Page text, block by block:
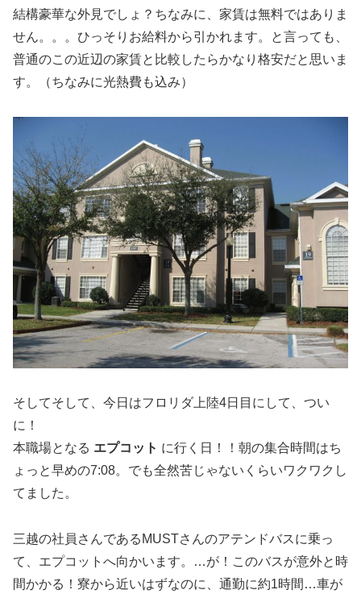
結構豪華な外見でしょ？ちなみに、家賃は無料ではありま
せん。。。ひっそりお給料から引かれます。と言っても、
普通のこの近辺の家賃と比較したらかなり格安だと思いま
す。（ちなみに光熱費も込み）
そしてそして、今日はフロリダ上陸4日目にして、つい
に！
本職場となる エプコット に行く日！！朝の集合時間はち
ょっと早めの7:08。でも全然苦じゃないくらいワクワクし
てました。
三越の社員さんであるMUSTさんのアテンドバスに乗っ
て、エプコットへ向かいます。…が！このバスが意外と時
間かかる！寮から近いはずなのに、通勤に約1時間…車が